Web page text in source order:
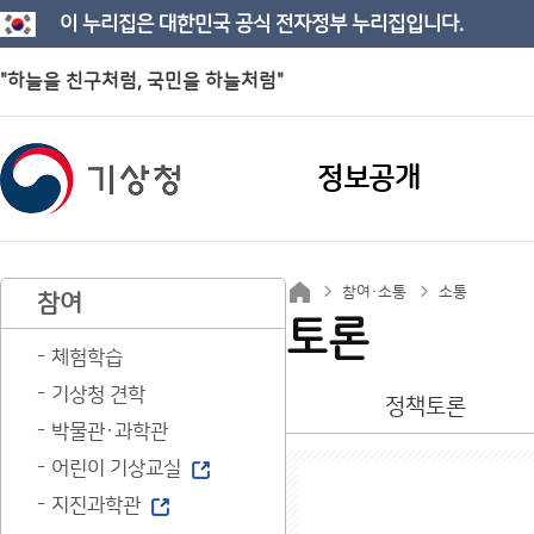
이 누리집은 대한민국 공식 전자정부 누리집입니다.
"하늘을 친구처럼, 국민을 하늘처럼"
정보공개
참여
체험학습
기상청 견학
박물관·과학관
어린이 기상교실
지진과학관
참여·소통 소통
토론
정책토론